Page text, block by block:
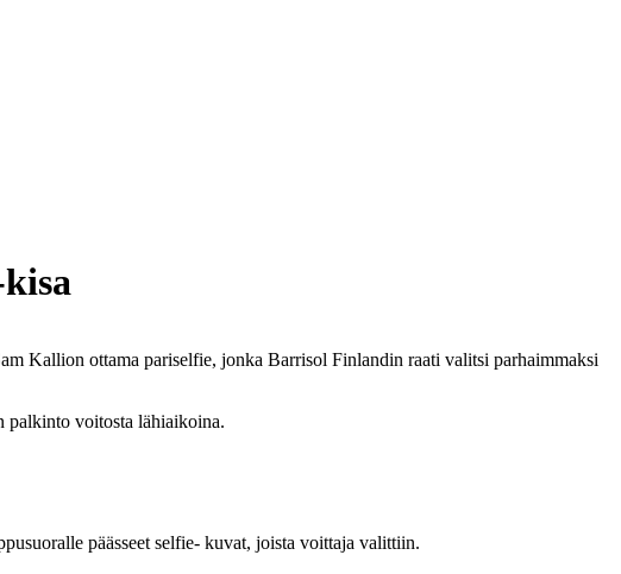
Kallion ottama pariselfie, jonka Barrisol Finlandin raati valitsi parhaimmaksi
palkinto voitosta lähiaikoina.
päässeet selfie- kuvat, joista voittaja valittiin.